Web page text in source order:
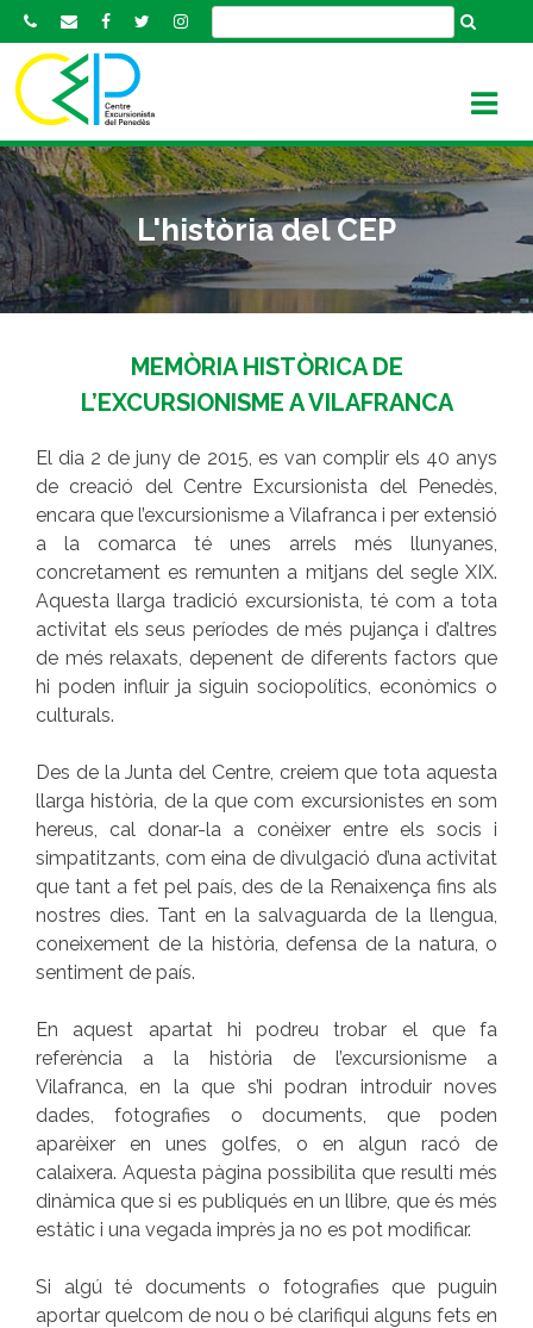
k
o
c
o
n
t
e
L'història del CEP
MEMÒRIA HISTÒRICA DE
L’EXCURSIONISME A VILAFRANCA
El dia 2 de juny de 2015, es van complir els 40 anys
de creació del Centre Excursionista del Penedès,
encara que l’excursionisme a Vilafranca i per extensió
a la comarca té unes arrels més llunyanes,
concretament es remunten a mitjans del segle XIX.
Aquesta llarga tradició excursionista, té com a tota
activitat els seus períodes de més pujança i d’altres
de més relaxats, depenent de diferents factors que
hi poden influir ja siguin sociopolítics, econòmics o
culturals.
Des de la Junta del Centre, creiem que tota aquesta
llarga història, de la que com excursionistes en som
hereus, cal donar-la a conèixer entre els socis i
simpatitzants, com eina de divulgació d’una activitat
que tant a fet pel país, des de la Renaixença fins als
nostres dies. Tant en la salvaguarda de la llengua,
coneixement de la història, defensa de la natura, o
sentiment de país.
En aquest apartat hi podreu trobar el que fa
referència a la història de l’excursionisme a
Vilafranca, en la que s’hi podran introduir noves
dades, fotografies o documents, que poden
aparèixer en unes golfes, o en algun racó de
calaixera. Aquesta pàgina possibilita que resulti més
dinàmica que si es publiqués en un llibre, que és més
estàtic i una vegada imprès ja no es pot modificar.
Si algú té documents o fotografies que puguin
aportar quelcom de nou o bé clarifiqui alguns fets en